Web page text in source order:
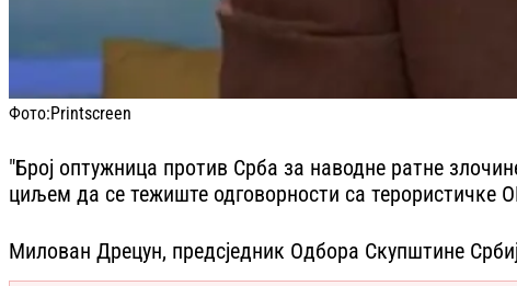
Фото:Printscreen
"Број оптужница против Срба за наводне ратне
циљем да се тежиште одговорности са терористичке
Милован Дрецун, предсједник Одбора Скупштине